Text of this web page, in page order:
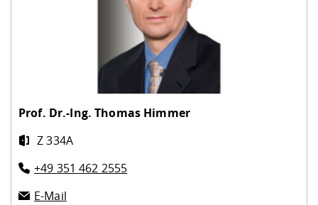
Prof. Dr.-Ing.Thomas Himmer
Z 334A
+49 351 462 2555
E-Mail